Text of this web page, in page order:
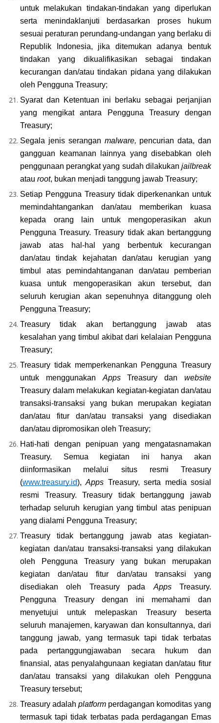
untuk melakukan tindakan-tindakan yang diperlukan
serta menindaklanjuti berdasarkan proses hukum
sesuai peraturan perundang-undangan yang berlaku di
Republik Indonesia, jika ditemukan adanya bentuk
tindakan yang dikualifikasikan sebagai tindakan
kecurangan dan/atau tindakan pidana yang dilakukan
oleh Pengguna Treasury;
Syarat dan Ketentuan ini berlaku sebagai perjanjian
yang mengikat antara Pengguna Treasury dengan
Treasury;
Segala jenis serangan malware, pencurian data, dan
gangguan keamanan lainnya yang disebabkan oleh
penggunaan perangkat yang sudah dilakukan
jailbreak
atau root, bukan menjadi tanggung jawab Treasury;
Setiap Pengguna Treasury tidak diperkenankan untuk
memindahtangankan dan/atau memberikan kuasa
kepada orang lain untuk mengoperasikan akun
Pengguna Treasury. Treasury tidak akan bertanggung
jawab atas hal-hal yang berbentuk kecurangan
dan/atau tindak kejahatan dan/atau kerugian yang
timbul atas pemindahtanganan dan/atau pemberian
kuasa untuk mengoperasikan akun tersebut, dan
seluruh kerugian akan sepenuhnya ditanggung oleh
Pengguna Treasury;
Treasury tidak akan bertanggung jawab atas
kesalahan yang timbul akibat dari kelalaian Pengguna
Treasury;
Treasury tidak memperkenankan Pengguna Treasury
untuk menggunakan Apps Treasury dan
Treasury dalam melakukan kegiatan-kegiatan dan/atau
transaksi-transaksi yang bukan merupakan kegiatan
dan/atau fitur dan/atau transaksi yang disediakan
dan/atau dipromosikan oleh Treasury;
Hati-hati dengan penipuan yang mengatasnamakan
Treasury. Semua kegiatan ini hanya akan
diinformasikan melalui situs resmi Treasury
(www.treasury.id), Apps Treasury, serta media sosial
resmi Treasury. Treasury tidak bertanggung jawab
terhadap seluruh kerugian yang timbul atas penipuan
yang dialami Pengguna Treasury;
Treasury tidak bertanggung jawab atas kegiatan-
kegiatan dan/atau transaksi-transaksi yang dilakukan
oleh Pengguna Treasury yang bukan merupakan
kegiatan dan/atau fitur dan/atau transaksi yang
disediakan oleh Treasury pada Apps Treasury.
Pengguna Treasury dengan ini memahami dan
menyetujui untuk melepaskan Treasury beserta
seluruh manajemen, karyawan dan konsultannya, dari
tanggung jawab, yang termasuk tapi tidak terbatas
pada pertanggungjawaban secara hukum dan
finansial, atas penyalahgunaan kegiatan dan/atau fitur
dan/atau transaksi yang dilakukan oleh Pengguna
Treasury tersebut;
Treasury adalah platform perdagangan komoditas yang
termasuk tapi tidak terbatas pada perdagangan Emas